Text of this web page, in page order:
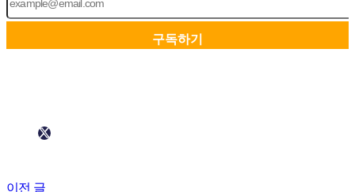
이전 글